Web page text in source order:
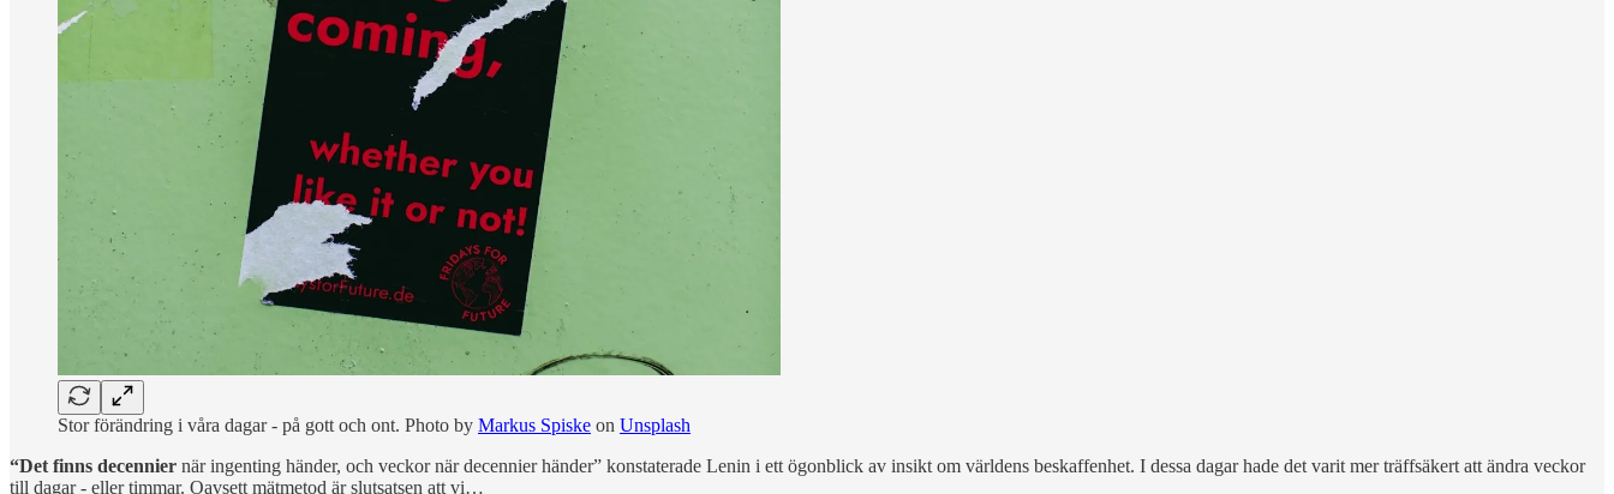
Stor förändring i våra dagar - på gott och ont. Photo by Markus Spiske on Unsplash
“Det finns decennier när ingenting händer, och veckor när decennier händer” konstaterade Lenin i ett ögonblick av insikt om världens beskaffenhet. I dessa dagar hade det varit mer träffsäkert att ändra veckor
till dagar - eller timmar. Oavsett mätmetod är slutsatsen att vi…